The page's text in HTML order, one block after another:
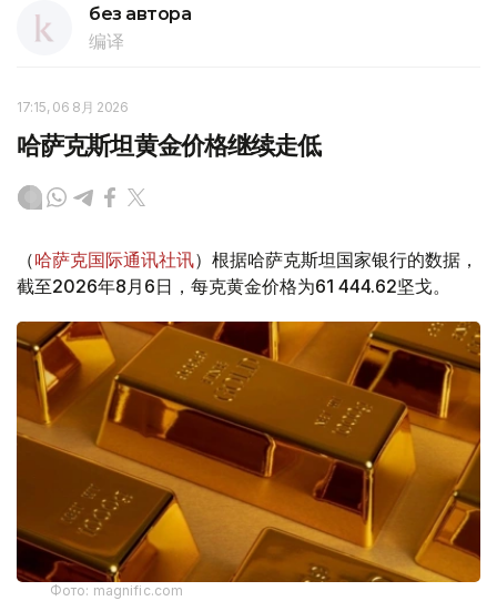
без автора
编译
17:15, 06 8月 2026
哈萨克斯坦黄金价格继续走低
（哈萨克国际通讯社讯）根据哈萨克斯坦国家银行的数据，
截至2026年8月6日，每克黄金价格为61 444.62坚戈。
Фото: magnific.com